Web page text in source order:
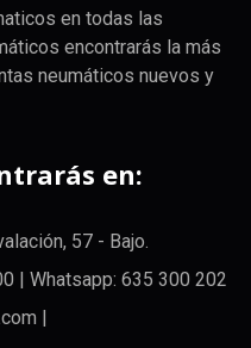
en todas las
encontrarás la más
neumáticos nuevos y
en:
57 - Bajo.
| Whatsapp: 635 300 202
|